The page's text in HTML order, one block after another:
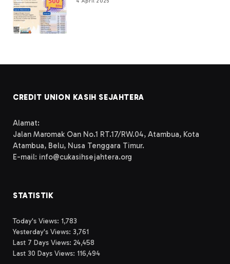
CREDIT UNION KASIH SEJAHTERA
Alamat:
Jalan Maromak Oan No.1 RT.17/RW.04, Atambua, Kota
Atambua, Belu, Nusa Tenggara Timur.
E-mail: info@cukasihsejahtera.org
STATISTIK
Today's Views: 1,783
Yesterday's Views: 3,761
Last 7 Days Views: 24,458
Last 30 Days Views: 116,494